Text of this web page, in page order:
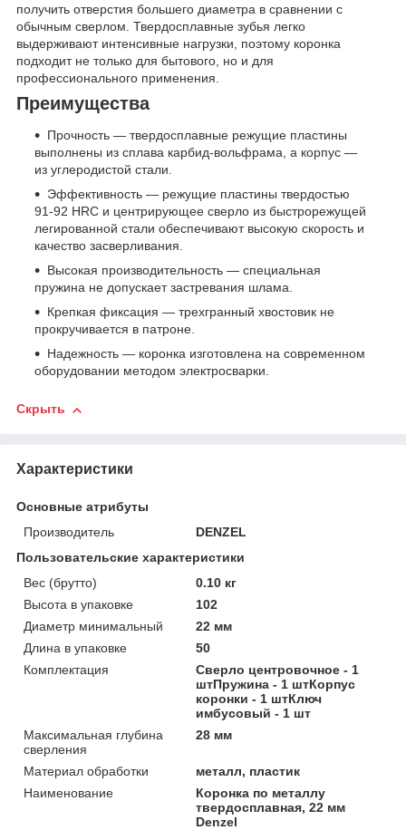
получить отверстия большего диаметра в сравнении с
обычным сверлом. Твердосплавные зубья легко
выдерживают интенсивные нагрузки, поэтому коронка
подходит не только для бытового, но и для
профессионального применения.
Преимущества
Прочность — твердосплавные режущие пластины
выполнены из сплава карбид-вольфрама, а корпус —
из углеродистой стали.
Эффективность — режущие пластины твердостью
91-92 HRC и центрирующее сверло из быстрорежущей
легированной стали обеспечивают высокую скорость и
качество засверливания.
Высокая производительность — специальная
пружина не допускает застревания шлама.
Крепкая фиксация — трехгранный хвостовик не
прокручивается в патроне.
Надежность — коронка изготовлена на современном
оборудовании методом электросварки.
Скрыть
Характеристики
Основные атрибуты
Производитель
DENZEL
Пользовательские характеристики
Вес (брутто)
0.10 кг
Высота в упаковке
102
Диаметр минимальный
22 мм
Длина в упаковке
50
Комплектация
Сверло центровочное - 1
штПружина - 1 штКорпус
коронки - 1 штКлюч
имбусовый - 1 шт
Максимальная глубина
сверления
28 мм
Материал обработки
металл, пластик
Наименование
Коронка по металлу
твердосплавная, 22 мм
Denzel